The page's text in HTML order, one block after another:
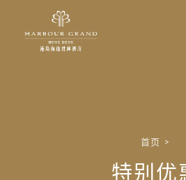
首页 >
特别优